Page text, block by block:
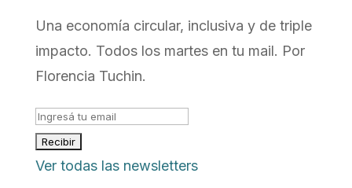
Una economía circular, inclusiva y de triple
impacto. Todos los martes en tu mail. Por
Florencia Tuchin.
Ver todas las newsletters